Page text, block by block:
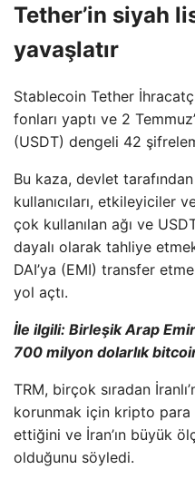
Tether’in siyah
yavaşlatır
Stablecoin Tether
fonları yaptı ve 2
(USDT) dengeli 42
Bu kaza, devlet
kullanıcıları, etkileyiciler
çok kullanılan ağı ve
dayalı olarak tahliye
DAI’ya (EMI) transfer
yol açtı.
İle ilgili: Birleşik Arap
700 milyon dolarlık
TRM, birçok sıradan
korunmak için kripto
ettiğini ve İran’ın büyük
olduğunu söyledi.